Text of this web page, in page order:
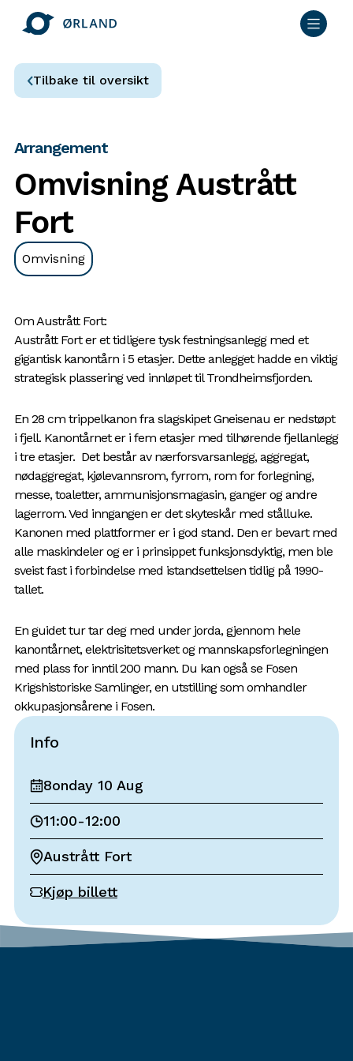
Tilbake til oversikt
Arrangement
Omvisning Austrått
Fort
Omvisning
Om Austrått Fort:
Austrått Fort er et tidligere tysk festningsanlegg med et
gigantisk kanontårn i 5 etasjer. Dette anlegget hadde en viktig
strategisk plassering ved innløpet til Trondheimsfjorden.
En 28 cm trippelkanon fra slagskipet Gneisenau er nedstøpt
i fjell. Kanontårnet er i fem etasjer med tilhørende fjellanlegg
i tre etasjer. Det består av nærforsvarsanlegg, aggregat,
nødaggregat, kjølevannsrom, fyrrom, rom for forlegning,
messe, toaletter, ammunisjonsmagasin, ganger og andre
lagerrom. Ved inngangen er det skyteskår med stålluke.
Kanonen med plattformer er i god stand. Den er bevart med
alle maskindeler og er i prinsippet funksjonsdyktig, men ble
sveist fast i forbindelse med istandsettelsen tidlig på 1990-
tallet.
En guidet tur tar deg med under jorda, gjennom hele
kanontårnet, elektrisitetsverket og mannskapsforlegningen
med plass for inntil 200 mann. Du kan også se Fosen
Krigshistoriske Samlinger, en utstilling som omhandler
okkupasjonsårene i Fosen.
Info
8onday 10 Aug
11:00-12:00
Austrått Fort
Kjøp billett